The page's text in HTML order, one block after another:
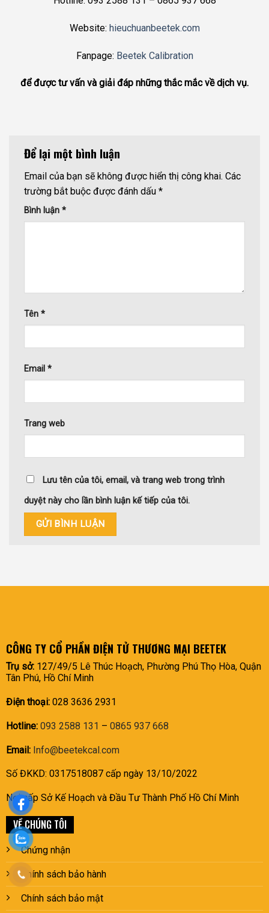
Website: hieuchuanbeetek.com
Fanpage: Beetek Calibration
để được tư vấn và giải đáp những thắc mắc về dịch vụ.
Để lại một bình luận
Email của bạn sẽ không được hiển thị công khai. Các
trường bắt buộc được đánh dấu *
Bình luận *
Tên *
Email *
Trang web
Lưu tên của tôi, email, và trang web trong trình
duyệt này cho lần bình luận kế tiếp của tôi.
CÔNG TY CỔ PHẦN ĐIỆN TỬ THƯƠNG MẠI BEETEK
Trụ sở:127/49/5 Lê Thúc Hoạch, Phường Phú Thọ Hòa, Quận
Tân Phú, Hồ Chí Minh
Điện thoại:028 3636 2931
Hotline: 093 2588 131 – 0865 937 668
Email: Info@beetekcal.com
Số ĐKKD: 0317518087 cấp ngày 13/10/2022
Nơi cấp Sở Kế Hoạch và Đầu Tư Thành Phố Hồ Chí Minh
VỀ CHÚNG TÔI
Chứng nhận
Chính sách bảo hành
Chính sách bảo mật